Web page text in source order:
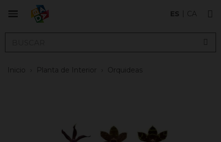
ES CA
Inicio Planta de Interior Orquideas